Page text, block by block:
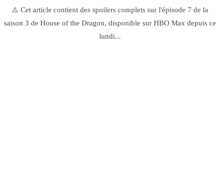
⚠️ Cet article contient des spoilers complets sur l'épisode 7 de la
saison 3 de House of the Dragon, disponible sur HBO Max depuis ce
lundi...